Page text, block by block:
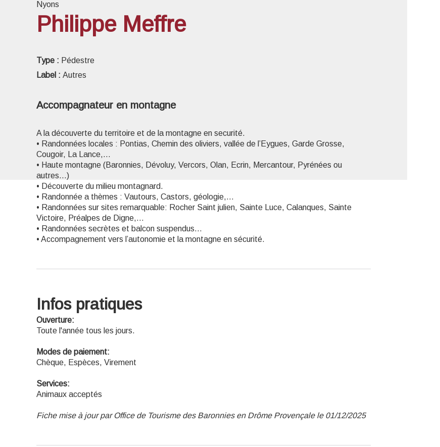
Nyons
Philippe Meffre
Type : Pédestre
Label : Autres
Accompagnateur en montagne
A la découverte du territoire et de la montagne en securité.
• Randonnées locales : Pontias, Chemin des oliviers, vallée de l’Eygues, Garde Grosse,
Cougoir, La Lance,…
• Haute montagne (Baronnies, Dévoluy, Vercors, Olan, Ecrin, Mercantour, Pyrénées ou
autres…)
• Découverte du milieu montagnard.
• Randonnée a thèmes : Vautours, Castors, géologie,…
• Randonnées sur sites remarquable: Rocher Saint julien, Sainte Luce, Calanques, Sainte
Victoire, Préalpes de Digne,…
• Randonnées secrètes et balcon suspendus…
• Accompagnement vers l’autonomie et la montagne en sécurité.
Infos pratiques
Ouverture:
Toute l'année tous les jours.
Modes de paiement:
Chèque, Espèces, Virement
Services:
Animaux acceptés
Fiche mise à jour par Office de Tourisme des Baronnies en Drôme Provençale le 01/12/2025